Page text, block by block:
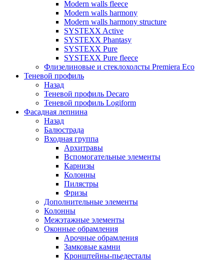
Modern walls fleece
Modern walls harmony
Modern walls harmony structure
SYSTEXX Active
SYSTEXX Phantasy
SYSTEXX Pure
SYSTEXX Pure fleece
Флизелиновые и стеклохолсты Premiera Eco
Теневой профиль
Назад
Теневой профиль Decaro
Теневой профиль Logiform
Фасадная лепнина
Назад
Балюстрада
Входная группа
Архитравы
Вспомогательные элементы
Карнизы
Колонны
Пилястры
Фризы
Дополнительные элементы
Колонны
Межэтажные элементы
Оконные обрамления
Арочные обрамления
Замковые камни
Кронштейны-пьедесталы